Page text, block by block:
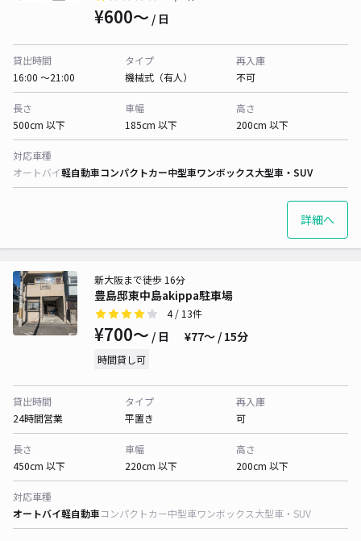
¥600〜 / 日
貸出時間
16:00 〜21:00
タイプ
機械式（有人）
再入庫
不可
長さ
500cm 以下
車幅
185cm 以下
高さ
200cm 以下
対応車種
オートバイ軽自動車コンパクトカー中型車ワンボックス大型車・SUV
詳細へ
豊島邸東中島akippa駐車場
新大阪まで徒歩 16分
4/ 13件
¥700〜 / 日 ¥77〜 / 15分
時間貸し可
貸出時間
24時間営業
タイプ
平置き
再入庫
可
長さ
450cm 以下
車幅
220cm 以下
高さ
200cm 以下
対応車種
オートバイ軽自動車コンパクトカー中型車ワンボックス大型車・SUV